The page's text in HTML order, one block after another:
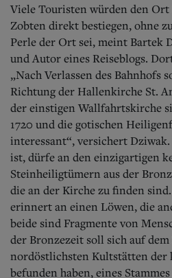
Viele Touristen würden den Ort
Zobten direkt bestiegen, ohne
Perle der Ort sei, meint Bartek
und Autor eines Reiseblogs.
„Nach Verlassen des Bahnhofs
Richtung der Hallenkirche St.
der einstigen Wallfahrtskirche
1720 und die gotischen
interessant“, versichert
ist, dürfe an den einzigartigen
Steinheiligtümern aus der
die an der Kirche zu finden
erinnert an einen Löwen, die
beide sind Fragmente von
der Bronzezeit soll sich auf
nordöstlichsten Kultstätten der
befunden haben, eines